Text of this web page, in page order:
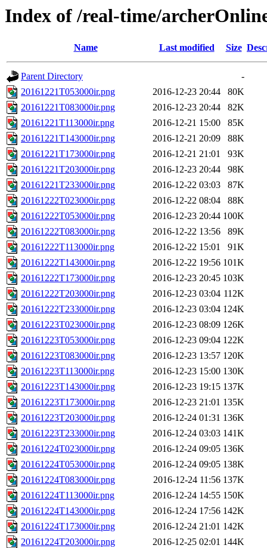
Index of /real-time/
Name Last modified Size
Parent Directory
-
20161221T053000ir.png
2016-12-23 20:44
80K
20161221T083000ir.png
2016-12-23 20:44
82K
20161221T113000ir.png
2016-12-21 15:00
85K
20161221T143000ir.png
2016-12-21 20:09
88K
20161221T173000ir.png
2016-12-21 21:01
93K
20161221T203000ir.png
2016-12-23 20:44
98K
20161221T233000ir.png
2016-12-22 03:03
87K
20161222T023000ir.png
2016-12-22 08:04
88K
20161222T053000ir.png
2016-12-23 20:44 100K
20161222T083000ir.png
2016-12-22 13:56
89K
20161222T113000ir.png
2016-12-22 15:01
91K
20161222T143000ir.png
2016-12-22 19:56 101K
20161222T173000ir.png
2016-12-23 20:45 103K
20161222T203000ir.png
2016-12-23 03:04 112K
20161222T233000ir.png
2016-12-23 03:04 124K
20161223T023000ir.png
2016-12-23 08:09 126K
20161223T053000ir.png
2016-12-23 09:04 122K
20161223T083000ir.png
2016-12-23 13:57 120K
20161223T113000ir.png
2016-12-23 15:00 130K
20161223T143000ir.png
2016-12-23 19:15 137K
20161223T173000ir.png
2016-12-23 21:01 135K
20161223T203000ir.png
2016-12-24 01:31 136K
20161223T233000ir.png
2016-12-24 03:03 141K
20161224T023000ir.png
2016-12-24 09:05 136K
20161224T053000ir.png
2016-12-24 09:05 138K
20161224T083000ir.png
2016-12-24 11:56 137K
20161224T113000ir.png
2016-12-24 14:55 150K
20161224T143000ir.png
2016-12-24 17:56 142K
20161224T173000ir.png
2016-12-24 21:01 142K
20161224T203000ir.png
2016-12-25 02:01 144K